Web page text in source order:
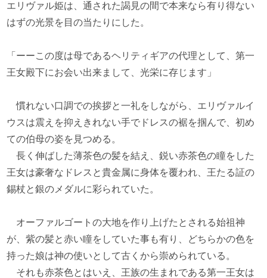
エリヴァル姫は、通された謁見の間で本来なら有り得ない
はずの光景を目の当たりにした。
「ーーこの度は母であるヘリティギアの代理として、第一
王女殿下にお会い出来まして、光栄に存じます」
慣れない口調での挨拶と一礼をしながら、エリヴァルイ
ウスは震えを抑えきれない手でドレスの裾を掴んで、初め
ての伯母の姿を見つめる。
長く伸ばした薄茶色の髪を結え、鋭い赤茶色の瞳をした
王女は豪奢なドレスと貴金属に身体を覆われ、王たる証の
錫杖と銀のメダルに彩られていた。
オーファルゴートの大地を作り上げたとされる始祖神
が、紫の髪と赤い瞳をしていた事も有り、どちらかの色を
持った娘は神の使いとして古くから崇められている。
それも赤茶色とはいえ、王族の生まれである第一王女は